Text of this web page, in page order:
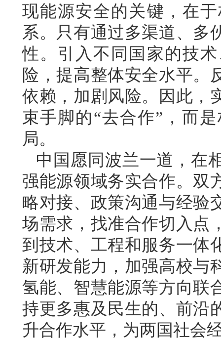
现能源安全的关键，在
系。只有通过多渠道、多
性。引入不同国家的技
险，提高整体安全水平。
依赖，加剧风险。因此，
束手脚的“去合作”，而
局。
中国愿同波兰一道，在
强能源领域务实合作。双
略对接、政策沟通与经验
场需求，找准合作切入点
到技术、工程和服务一体
新研发能力，加强高校与
氢能、智慧能源等方向联
持更多惠及民生的、前沿
升合作水平，为两国社会